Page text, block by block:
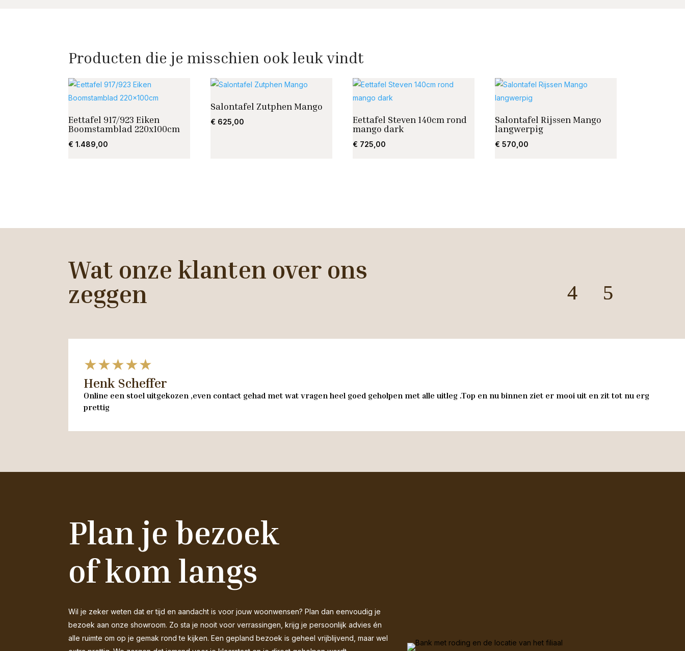
Producten die je misschien ook leuk vindt
Eettafel 917/923 Eiken
Boomstamblad 220x100cm
€ 1.489,00
Salontafel Zutphen Mango
€ 625,00
Eettafel Steven 140cm rond
mango dark
€ 725,00
Salontafel Rijssen Mango
langwerpig
€ 570,00
Wat onze klanten over ons
zeggen
★★★★★
Henk Scheffer
Online een stoel uitgekozen ,even contact gehad met wat vragen heel goed geholpen met alle uitleg .Top en nu binnen ziet er mooi uit en zit tot nu erg
prettig
Plan je bezoek
of kom langs
Wil je zeker weten dat er tijd en aandacht is voor jouw woonwensen? Plan dan eenvoudig je
bezoek aan onze showroom. Zo sta je nooit voor verrassingen, krijg je persoonlijk advies én
alle ruimte om op je gemak rond te kijken. Een gepland bezoek is geheel vrijblijvend, maar wel